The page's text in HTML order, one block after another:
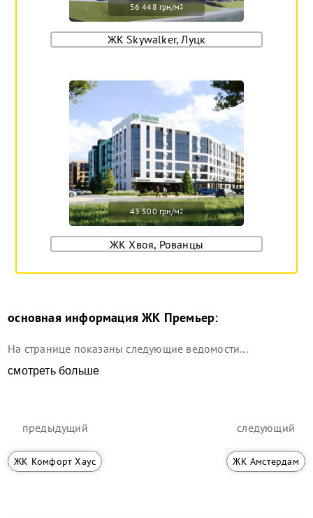
56 448 грн/м2
ЖК Skywalker, Луцк
43 500 грн/м2
ЖК Хвоя, Рованцы
основная информация ЖК Премьер:
На странице показаны следующие ведомости...
смотреть больше
предыдущий
ЖК Комфорт Хаус
следующий
ЖК Амстердам